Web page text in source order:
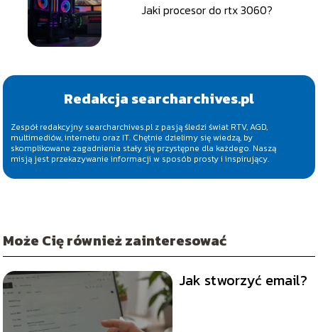
Jaki procesor do rtx 3060?
Redakcja searcharchives.pl
Zespół redakcyjny searcharchives.pl z pasją śledzi świat RTV, AGD,
multimediów, internetu oraz IT. Chętnie dzielimy się wiedzą, by
skomplikowane zagadnienia stały się przystępne dla każdego. Naszą
misją jest przekazywanie informacji w sposób prosty i inspirujący.
Może Cię również zainteresować
Jak stworzyć email?